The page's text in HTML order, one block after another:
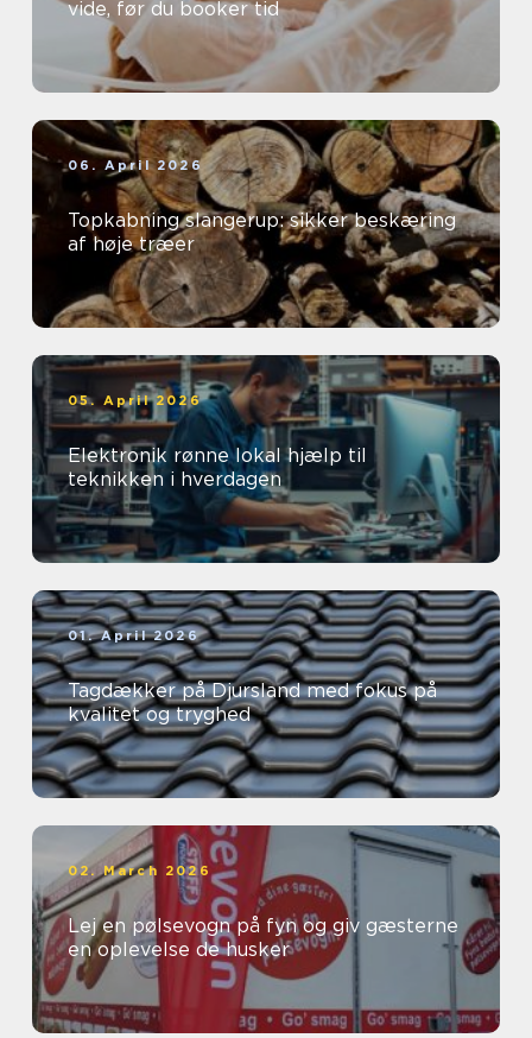
vide, før du booker tid
06. April 2026
Topkabning slangerup: sikker beskæring
af høje træer
05. April 2026
Elektronik rønne lokal hjælp til
teknikken i hverdagen
01. April 2026
Tagdækker på Djursland med fokus på
kvalitet og tryghed
02. March 2026
Lej en pølsevogn på fyn og giv gæsterne
en oplevelse de husker